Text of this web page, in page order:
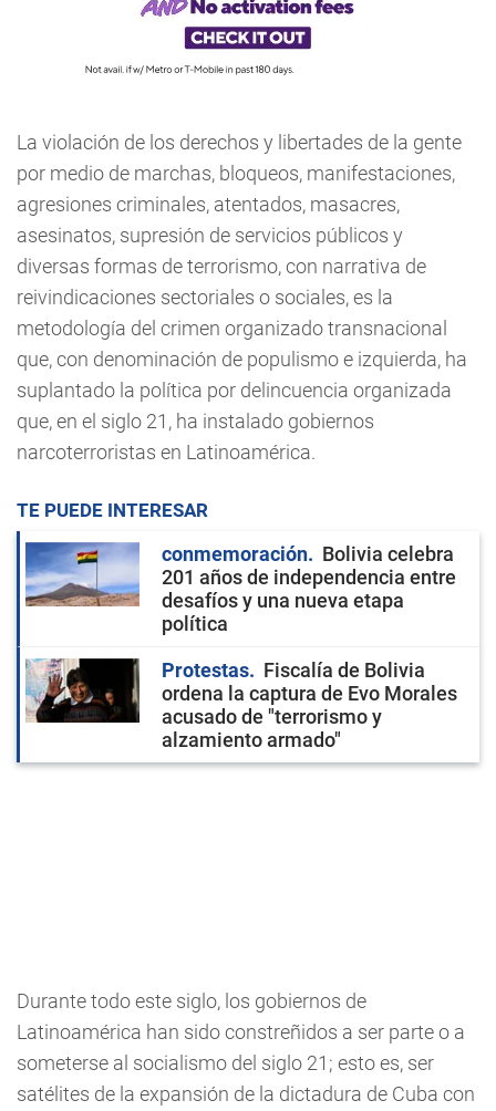
La violación de los derechos y libertades de la gente
por medio de marchas, bloqueos, manifestaciones,
agresiones criminales, atentados, masacres,
asesinatos, supresión de servicios públicos y
diversas formas de terrorismo, con narrativa de
reivindicaciones sectoriales o sociales, es la
metodología del crimen organizado transnacional
que, con denominación de populismo e izquierda, ha
suplantado la política por delincuencia organizada
que, en el siglo 21, ha instalado gobiernos
narcoterroristas en Latinoamérica.
TE PUEDE INTERESAR
conmemoración
Bolivia celebra
201 años de independencia entre
desafíos y una nueva etapa
política
Protestas
Fiscalía de Bolivia
ordena la captura de Evo Morales
acusado de "terrorismo y
alzamiento armado"
Durante todo este siglo, los gobiernos de
Latinoamérica han sido constreñidos a ser parte o a
someterse al socialismo del siglo 21; esto es, ser
satélites de la expansión de la dictadura de Cuba con